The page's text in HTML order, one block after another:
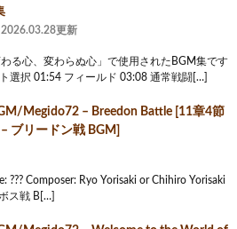
2026.03.28更新
る心、変わらぬ心」で使用されたBGM集です
選択 01:54 フィールド 03:08 通常戦闘[…]
Megido72 – Breedon Battle [11章4節
ブリードン戦 BGM]
??? Composer: Ryo Yorisaki or Chihiro Yorisaki
ス戦 B[…]